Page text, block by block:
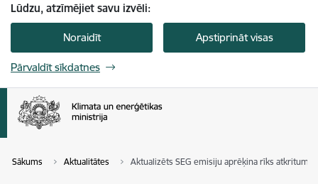
Lūdzu, atzīmējiet savu izvēli:
Noraidīt Apstiprināt visas
Pārvaldīt sīkdatnes
Sākums Aktualitātes Aktualizēts SEG emisiju aprēķina rīks atkritumu